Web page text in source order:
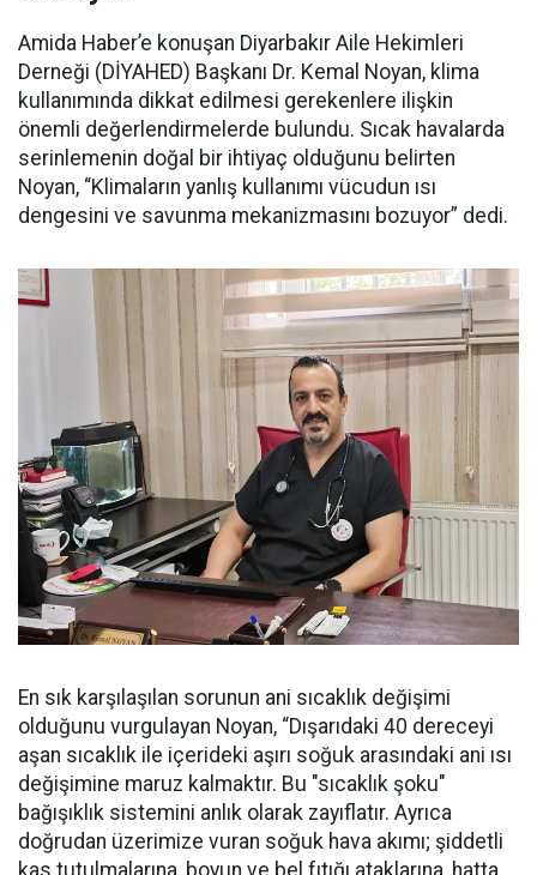
Amida Haber’e konuşan Diyarbakır Aile Hekimleri
Derneği (DİYAHED) Başkanı Dr. Kemal Noyan, klima
kullanımında dikkat edilmesi gerekenlere ilişkin
önemli değerlendirmelerde bulundu. Sıcak havalarda
serinlemenin doğal bir ihtiyaç olduğunu belirten
Noyan, “Klimaların yanlış kullanımı vücudun ısı
dengesini ve savunma mekanizmasını bozuyor” dedi.
En sık karşılaşılan sorunun ani sıcaklık değişimi
olduğunu vurgulayan Noyan, “Dışarıdaki 40 dereceyi
aşan sıcaklık ile içerideki aşırı soğuk arasındaki ani ısı
değişimine maruz kalmaktır. Bu "sıcaklık şoku"
bağışıklık sistemini anlık olarak zayıflatır. Ayrıca
doğrudan üzerimize vuran soğuk hava akımı; şiddetli
kas tutulmalarına, boyun ve bel fıtığı ataklarına, hatta